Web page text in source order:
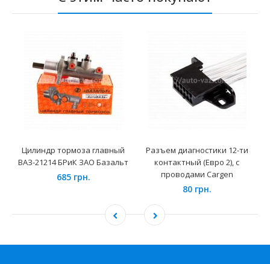
Цилиндр тормоза главный
ВАЗ-21214 БРиК ЗАО Базальт
685 грн.
Разъем диагностики 12-ти
контактный (Евро 2), с
проводами Cargen
80 грн.